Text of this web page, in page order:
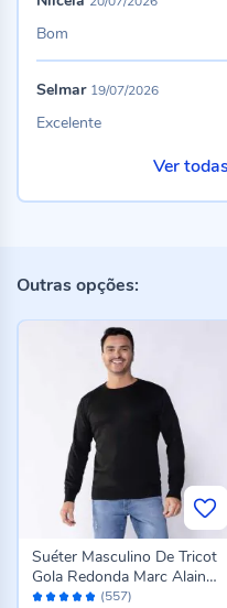
Bom
Selmar 19/07/2026
Excelente
Ver
Outras opções:
Avaliação: (557)
Suéter Masculino De Tricot
Gola Redonda Marc Alain
Preto